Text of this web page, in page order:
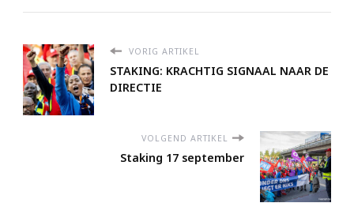
VORIG ARTIKEL
STAKING: KRACHTIG SIGNAAL NAAR DE
DIRECTIE
VOLGEND ARTIKEL
Staking 17 september